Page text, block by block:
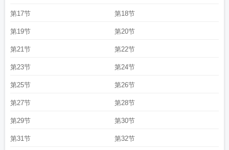
第17节 第18节
第19节 第20节
第21节 第22节
第23节 第24节
第25节 第26节
第27节 第28节
第29节 第30节
第31节 第32节